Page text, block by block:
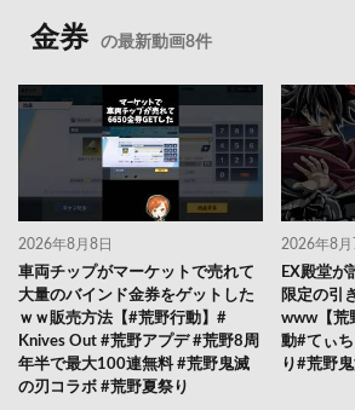
金券 の最新動画8件
2026年8月8日
車両チップがマーケットで売れて
大量のバインド金券をゲットした
ｗｗ販売方法【#荒野行動】#
Knives Out #荒野アプデ #荒野8周
年半で最大100連無料 #荒野鬼滅
の刃コラボ #荒野夏祭り
2026年8月
EX殿堂が
限定の引
www【荒
動#てぃ
り#荒野